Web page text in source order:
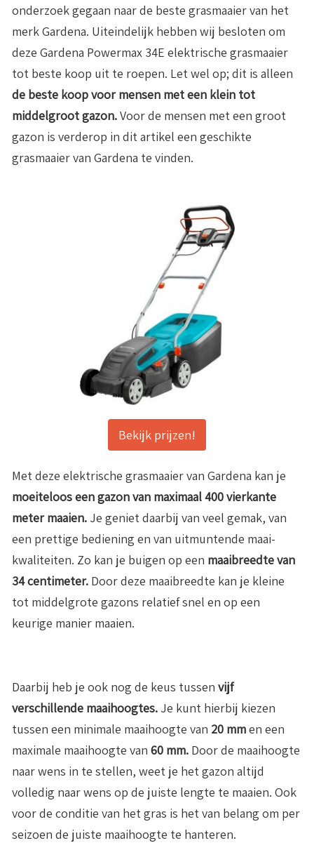
onderzoek gegaan naar de beste grasmaaier van het
merk Gardena. Uiteindelijk hebben wij besloten om
deze Gardena Powermax 34E elektrische grasmaaier
tot beste koop uit te roepen. Let wel op; dit is alleen
de beste koop voor mensen met een klein tot
middelgroot gazon.Voor de mensen met een groot
gazon is verderop in dit artikel een geschikte
grasmaaier van Gardena te vinden.
Bekijk prijzen!
Met deze elektrische grasmaaier van Gardena kan je
moeiteloos een gazon van maximaal 400 vierkante
meter maaien. Je geniet daarbij van veel gemak, van
een prettige bediening en van uitmuntende maai-
kwaliteiten. Zo kan je buigen op een maaibreedte van
34 centimeter. Door deze maaibreedte kan je kleine
tot middelgrote gazons relatief snel en op een
keurige manier maaien.
Daarbij heb je ook nog de keus tussen vijf
verschillende maaihoogtes. Je kunt hierbij kiezen
tussen een minimale maaihoogte van 20 mmen een
maximale maaihoogte van 60 mm. Door de maaihoogte
naar wens in te stellen, weet je het gazon altijd
volledig naar wens op de juiste lengte te maaien. Ook
voor de conditie van het gras is het van belang om per
seizoen de juiste maaihoogte te hanteren.